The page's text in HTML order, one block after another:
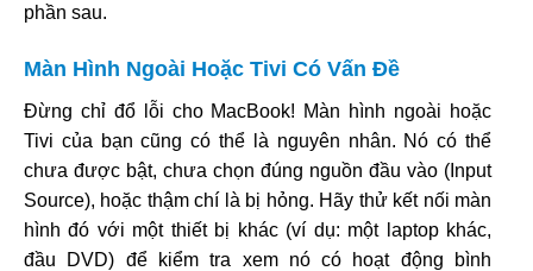
phần sau.
Màn Hình Ngoài Hoặc Tivi Có Vấn Đề
Đừng chỉ đổ lỗi cho MacBook! Màn hình ngoài hoặc
Tivi của bạn cũng có thể là nguyên nhân. Nó có thể
chưa được bật, chưa chọn đúng nguồn đầu vào (Input
Source), hoặc thậm chí là bị hỏng. Hãy thử kết nối màn
hình đó với một thiết bị khác (ví dụ: một laptop khác,
đầu DVD) để kiểm tra xem nó có hoạt động bình